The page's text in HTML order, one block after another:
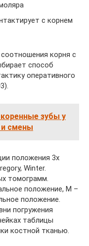
с корнем
корня с
способ
оперативного
зубы у
и смены
положения 3х
Winter.
томограмм.
положение, М –
положение.
погружения
таблицы
костной тканью.